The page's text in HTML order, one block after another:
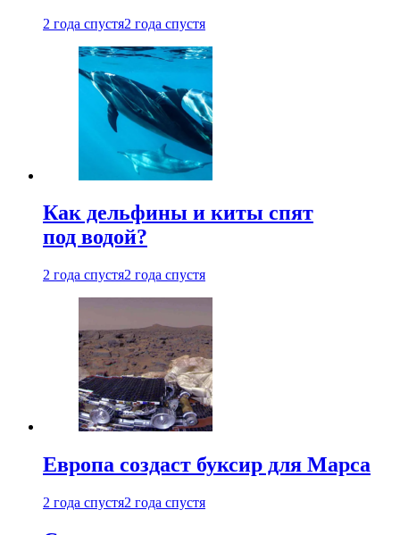
2 года спустя2 года спустя
Как дельфины и киты спят
под водой?
2 года спустя2 года спустя
Европа создаст буксир для Марса
2 года спустя2 года спустя